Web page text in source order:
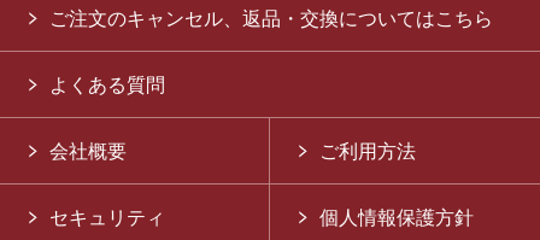
ご注文のキャンセル、返品・交換についてはこちら
よくある質問
会社概要 ご利用方法
セキュリティ 個人情報保護方針